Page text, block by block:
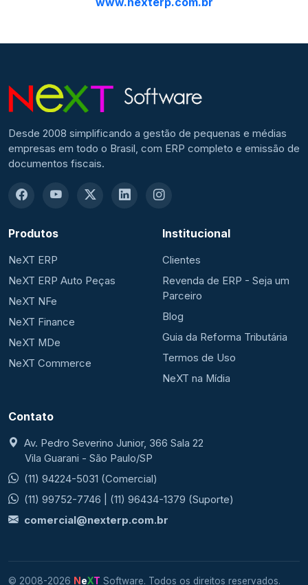
Desde 2008 simplificando a gestão de pequenas e médias
empresas em todo o Brasil, com ERP completo e emissão de
documentos fiscais.
Produtos
NeXT ERP
NeXT ERP Auto Peças
NeXT NFe
NeXT Finance
NeXT MDe
NeXT Commerce
Institucional
Clientes
Revenda de ERP - Seja um
Parceiro
Blog
Guia da Reforma Tributária
Termos de Uso
NeXT na Mídia
Contato
Av. Pedro Severino Junior, 366 Sala 22
Vila Guarani - São Paulo/SP
(11) 94224-5031 (Comercial)
(11) 99752-7746
(11) 96434-1379 (Suporte)
comercial@nexterp.com.br
© 2008-2026 NeXT Software. Todos os direitos reservados.